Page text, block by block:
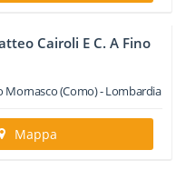
Cairoli E C. A Fino
Mornasco(Como) -Lombardia
Mappa